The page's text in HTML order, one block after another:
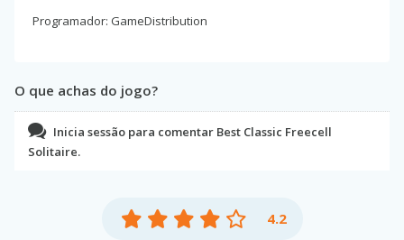
Programador: GameDistribution
O que achas do jogo?
Inicia sessão para comentar Best Classic Freecell
Solitaire.
4.2